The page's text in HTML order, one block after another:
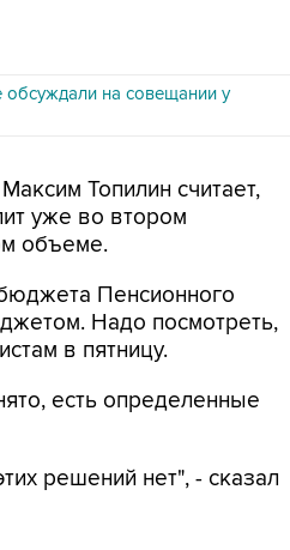
на совещании у
Топилин считает,
уже во втором
объеме.
Пенсионного
Надо посмотреть,
в пятницу.
есть определенные
решений нет", - сказал